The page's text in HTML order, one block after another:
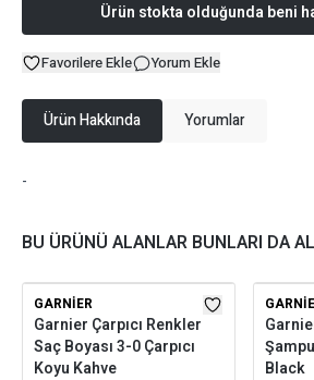
Ürün stokta olduğunda beni
Favorilere Ekle Yorum Ekle
Ürün Hakkında Yorumlar
-
BU ÜRÜNÜ ALANLAR BUNLARI DA
GARNIER
Garnier Çarpıcı Renkler
Saç Boyası 3-0 Çarpıcı
Koyu Kahve
Black